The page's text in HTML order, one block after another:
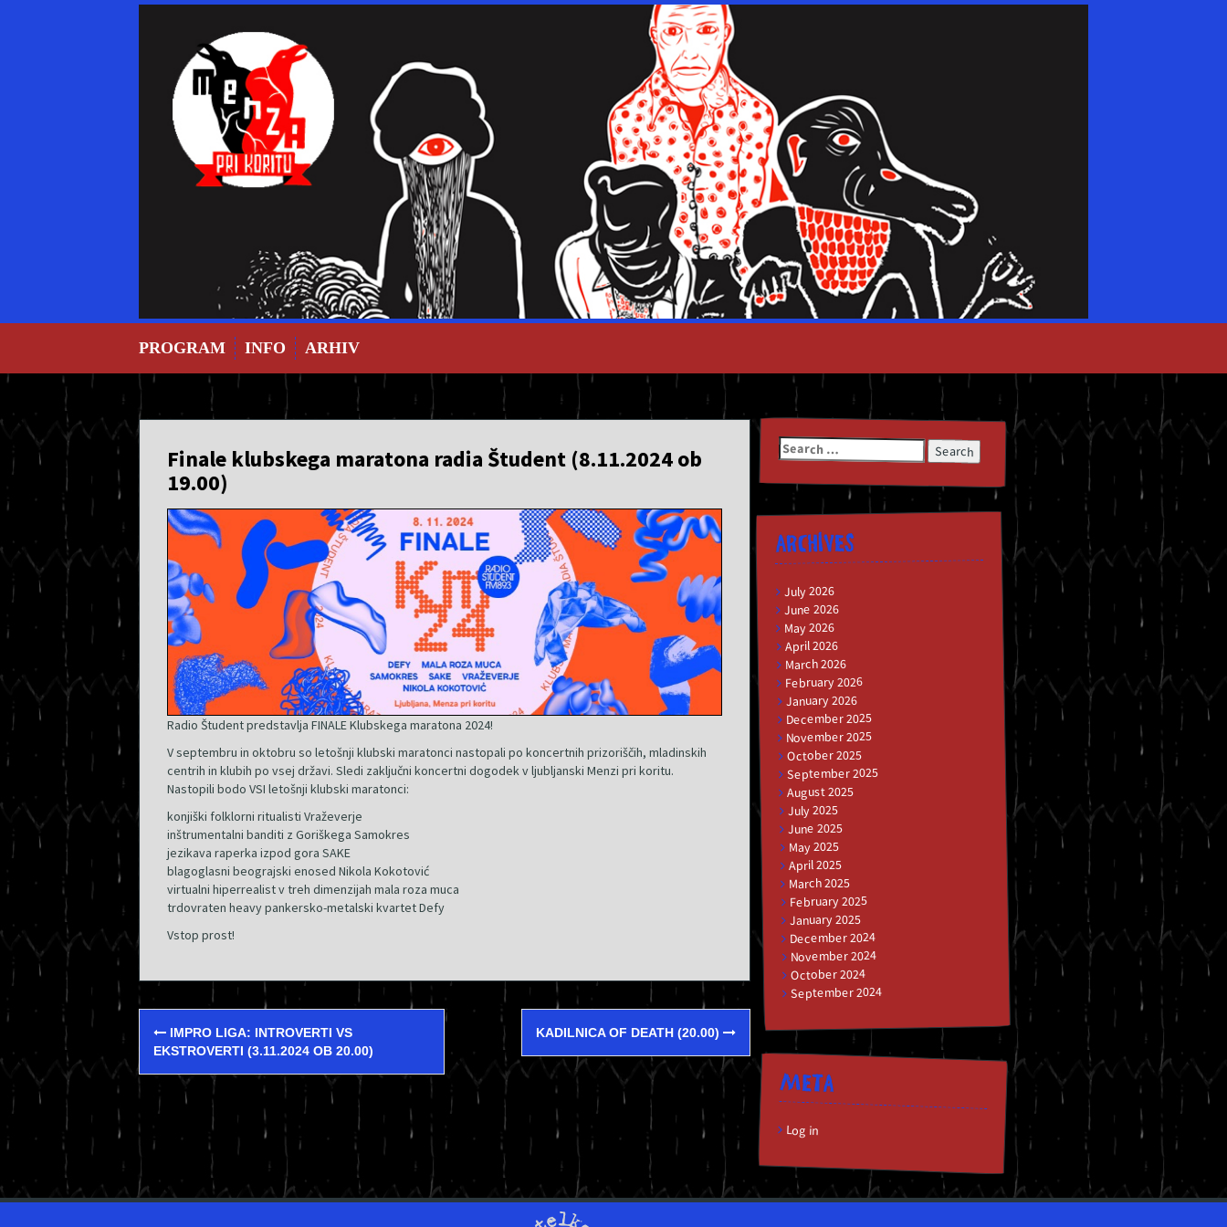
PROGRAM INFO ARHIV
Finale klubskega maratona radia Študent (8.11.2024 ob
19.00)
Radio Študent predstavlja FINALE Klubskega maratona 2024!
V septembru in oktobru so letošnji klubski maratonci nastopali po koncertnih prizoriščih, mladinskih
centrih in klubih po vsej državi. Sledi zaključni koncertni dogodek v ljubljanski Menzi pri koritu.
Nastopili bodo VSI letošnji klubski maratonci:
konjiški folklorni ritualisti Vraževerje
inštrumentalni banditi z Goriškega Samokres
jezikava raperka izpod gora SAKE
️blagoglasni beograjski enosed Nikola Kokotović
virtualni hiperrealist v treh dimenzijah mala roza muca
trdovraten heavy pankersko-metalski kvartet Defy
Vstop prost!
Post
navigation
IMPRO LIGA: INTROVERTI VS
EKSTROVERTI (3.11.2024 OB 20.00)
KADILNICA OF DEATH (20.00)
Search
for:
ARCHIVES
July 2026
June 2026
May 2026
April 2026
March 2026
February 2026
January 2026
December 2025
November 2025
October 2025
September 2025
August 2025
July 2025
June 2025
May 2025
April 2025
March 2025
February 2025
January 2025
December 2024
November 2024
October 2024
September 2024
META
Log in